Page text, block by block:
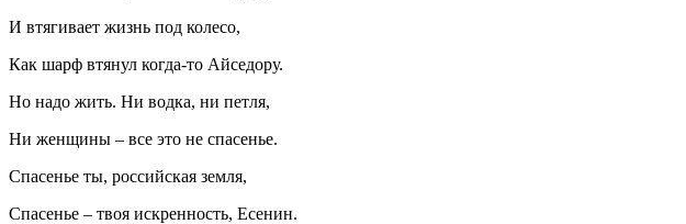
И втягивает жизнь под колесо,
Как шарф втянул когда-то Айседору.
Но надо жить. Ни водка, ни петля,
Ни женщины – все это не спасенье.
Спасенье ты, российская земля,
Спасенье – твоя искренность, Есенин.